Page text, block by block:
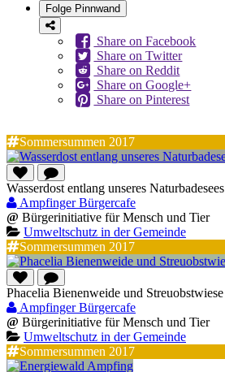
Folge Pinnwand
Share on Facebook
Share on Twitter
Share on Reddit
Share on Google+
Share on Pinterest
Sommersummen 2017
Wasserdost entlang unseres Naturbadesees
Ampfinger Bürgercafe
@ Bürgerinitiative für Mensch und Tier
Umweltschutz in der Gemeinde
Sommersummen 2017
Phacelia Bienenweide und Streuobstwiese
Ampfinger Bürgercafe
@ Bürgerinitiative für Mensch und Tier
Umweltschutz in der Gemeinde
Sommersummen 2017